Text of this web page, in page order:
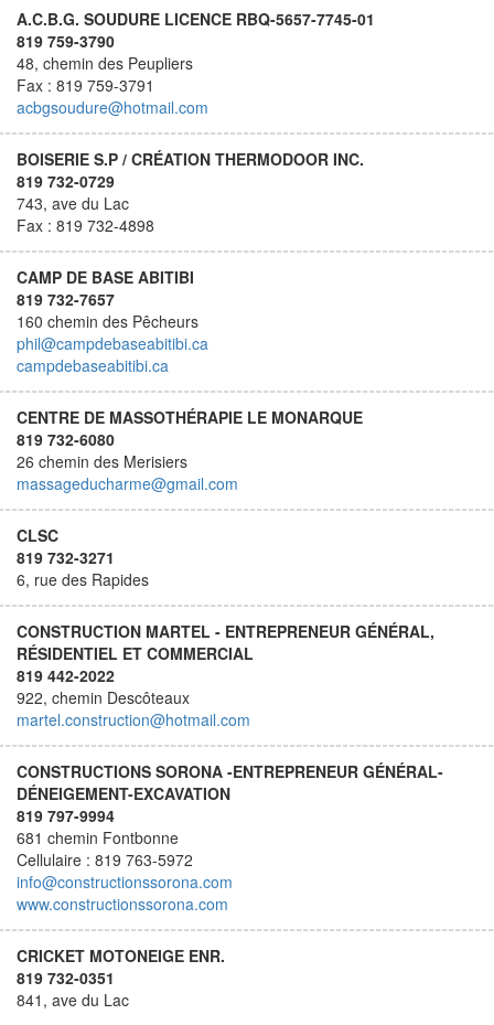
A.C.B.G. SOUDURE LICENCE RBQ-5657-7745-01
819 759-3790
48, chemin des Peupliers
Fax : 819 759-3791
acbgsoudure@hotmail.com
BOISERIE S.P / CRÉATION THERMODOOR INC.
819 732-0729
743, ave du Lac
Fax : 819 732-4898
CAMP DE BASE ABITIBI
819 732-7657
160 chemin des Pêcheurs
phil@campdebaseabitibi.ca
campdebaseabitibi.ca
CENTRE DE MASSOTHÉRAPIE LE MONARQUE
819 732-6080
26 chemin des Merisiers
massageducharme@gmail.com
CLSC
819 732-3271
6, rue des Rapides
CONSTRUCTION MARTEL - ENTREPRENEUR GÉNÉRAL,
RÉSIDENTIEL ET COMMERCIAL
819 442-2022
922, chemin Descôteaux
martel.construction@hotmail.com
CONSTRUCTIONS SORONA -ENTREPRENEUR GÉNÉRAL-
DÉNEIGEMENT-EXCAVATION
819 797-9994
681 chemin Fontbonne
Cellulaire : 819 763-5972
info@constructionssorona.com
www.constructionssorona.com
CRICKET MOTONEIGE ENR.
819 732-0351
841, ave du Lac